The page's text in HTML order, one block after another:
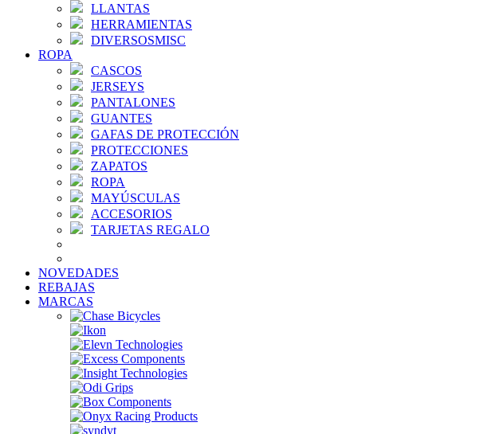
LLANTAS
HERRAMIENTAS
DIVERSOSMISC
ROPA
CASCOS
JERSEYS
PANTALONES
GUANTES
GAFAS DE PROTECCIÓN
PROTECCIONES
ZAPATOS
ROPA
MAYÚSCULAS
ACCESORIOS
TARJETAS REGALO
NOVEDADES
REBAJAS
MARCAS